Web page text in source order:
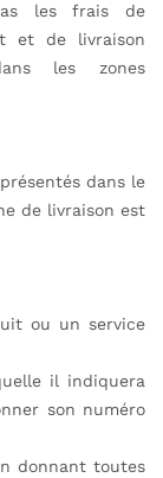
les frais de
et de livraison
les zones
dans le
de livraison est
ou un service
il indiquera
son numéro
donnant toutes